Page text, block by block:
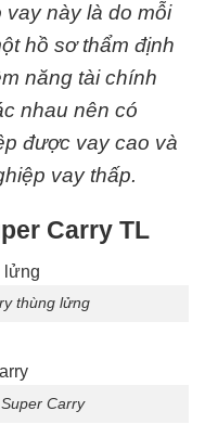
này là do mỗi
hồ sơ thẩm định
năng tài chính
nhau nên có
được vay cao và
vay thấp.
Carry TL
thùng lửng
Carry